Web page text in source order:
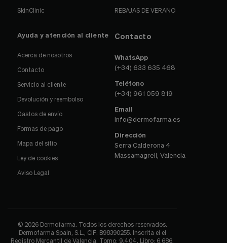
SkinClinic REBAJAS DE VERANO
Ayuda y atención al cliente
Acerca de nosotros
Contacto
Servicio al cliente
Devolución y reembolso
Gastos de envío
Formas de pago
Mapa del sitio
Ley de cookies
Aviso Legal
Contacto
WhatsApp
(+34) 633 635 468
Teléfono
(+34) 961 059 819
Email
info@dermofarma.es
Dirección
Serra Calderona 4
Massamagrell, Valencia
© 2026 Dermofarma. Todos los derechos reservados.
Dermofarma Spain, S.L., CIF: B98390255. Inscrita el el
Registro Mercantil de Valencia, Tomo: 9.404, Libro: 6.686,